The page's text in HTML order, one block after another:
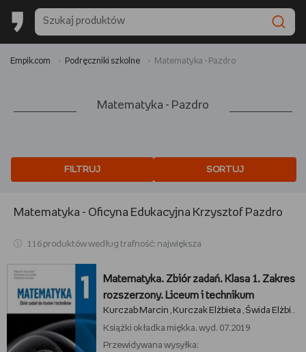
Empik.com Podręczniki szkolne Matematyka - Pazdro
Matematyka - Pazdro
FILTRUJ SORTUJ
Matematyka - Oficyna Edukacyjna Krzysztof Pazdro
116 produktów według trafność: największa
Matematyka. Zbiór zadań. Klasa 1. Zakres
rozszerzony. Liceum i technikum
Kurczab Marcin Kurczak Elżbieta Świda Elżbieta
Książki okładka miękka, wyd. 07.2019
Przewidywana wysyłka: